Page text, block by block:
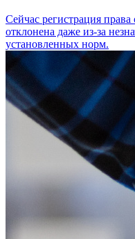
Сейчас регистрация
отклонена даже из-за
установленных норм.